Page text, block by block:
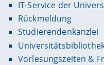
IT-Service der
Rückmeldung
Studierendenkanzlei
Vorlesungszeiten &